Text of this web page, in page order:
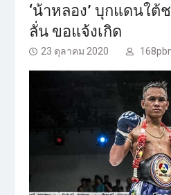
‘น้าหลอง’ บุกแดนใต้
ลั่น ขอแจ้งเกิด
23 ตุลาคม 2020